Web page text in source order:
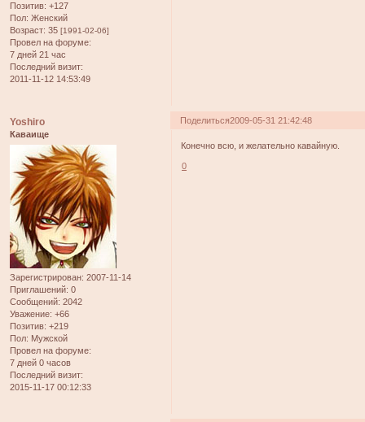
Позитив: +127
Пол: Женский
Возраст: 35 [1991-02-06]
Провел на форуме:
7 дней 21 час
Последний визит:
2011-11-12 14:53:49
Поделиться2009-05-31 21:42:48
Yoshiro
Каваище
Зарегистрирован: 2007-11-14
Приглашений: 0
Сообщений: 2042
Уважение: +66
Позитив: +219
Пол: Мужской
Провел на форуме:
7 дней 0 часов
Последний визит:
2015-11-17 00:12:33
Конечно всю, и желательно кавайную.
0